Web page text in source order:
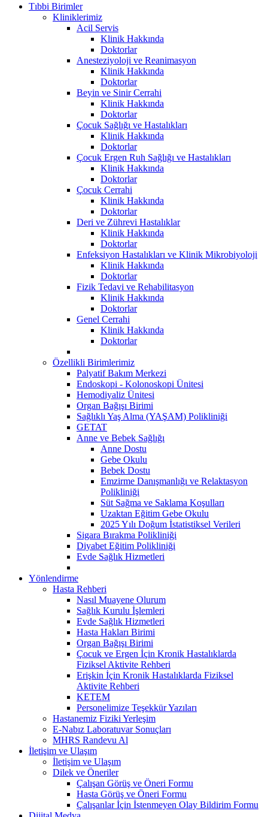
Tıbbi Birimler
Kliniklerimiz
Acil Servis
Klinik Hakkında
Doktorlar
Anesteziyoloji ve Reanimasyon
Klinik Hakkında
Doktorlar
Beyin ve Sinir Cerrahi
Klinik Hakkında
Doktorlar
Çocuk Sağlığı ve Hastalıkları
Klinik Hakkında
Doktorlar
Çocuk Ergen Ruh Sağlığı ve Hastalıkları
Klinik Hakkında
Doktorlar
Çocuk Cerrahi
Klinik Hakkında
Doktorlar
Deri ve Zührevi Hastalıklar
Klinik Hakkında
Doktorlar
Enfeksiyon Hastalıkları ve Klinik Mikrobiyoloji
Klinik Hakkında
Doktorlar
Fizik Tedavi ve Rehabilitasyon
Klinik Hakkında
Doktorlar
Genel Cerrahi
Klinik Hakkında
Doktorlar
Özellikli Birimlerimiz
Palyatif Bakım Merkezi
Endoskopi - Kolonoskopi Ünitesi
Hemodiyaliz Ünitesi
Organ Bağışı Birimi
Sağlıklı Yaş Alma (YAŞAM) Polikliniği
GETAT
Anne ve Bebek Sağlığı
Anne Dostu
Gebe Okulu
Bebek Dostu
Emzirme Danışmanlığı ve Relaktasyon
Polikliniği
Süt Sağma ve Saklama Koşulları
Uzaktan Eğitim Gebe Okulu
2025 Yılı Doğum İstatistiksel Verileri
Sigara Bırakma Polikliniği
Diyabet Eğitim Polikliniği
Evde Sağlık Hizmetleri
Yönlendirme
Hasta Rehberi
Nasıl Muayene Olurum
Sağlık Kurulu İşlemleri
Evde Sağlık Hizmetleri
Hasta Hakları Birimi
Organ Bağışı Birimi
Çocuk ve Ergen İçin Kronik Hastalıklarda
Fiziksel Aktivite Rehberi
Erişkin İçin Kronik Hastalıklarda Fiziksel
Aktivite Rehberi
KETEM
Personelimize Teşekkür Yazıları
Hastanemiz Fiziki Yerleşim
E-Nabız Laboratuvar Sonuçları
MHRS Randevu Al
İletişim ve Ulaşım
İletişim ve Ulaşım
Dilek ve Öneriler
Çalışan Görüş ve Öneri Formu
Hasta Görüş ve Öneri Formu
Çalışanlar İçin İstenmeyen Olay Bildirim Formu